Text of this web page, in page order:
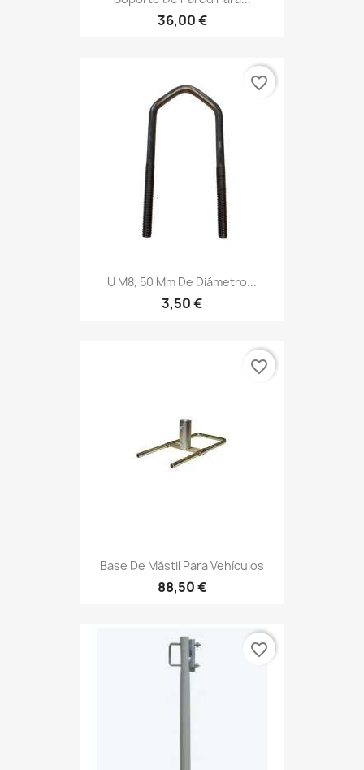
36,00 €
U M8, 50 Mm De Diámetro...
3,50 €
favorite_border
Base De Mástil Para Vehículos
88,50 €
favorite_border
favorite_border